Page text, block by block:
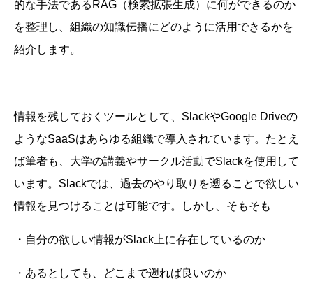
的な手法であるRAG（検索拡張生成）に何ができるのか
を整理し、組織の知識伝播にどのように活用できるかを
紹介します。
情報を残しておくツールとして、SlackやGoogle Driveの
ようなSaaSはあらゆる組織で導入されています。たとえ
ば筆者も、大学の講義やサークル活動でSlackを使用して
います。Slackでは、過去のやり取りを遡ることで欲しい
情報を見つけることは可能です。しかし、そもそも
・自分の欲しい情報がSlack上に存在しているのか
・あるとしても、どこまで遡れば良いのか